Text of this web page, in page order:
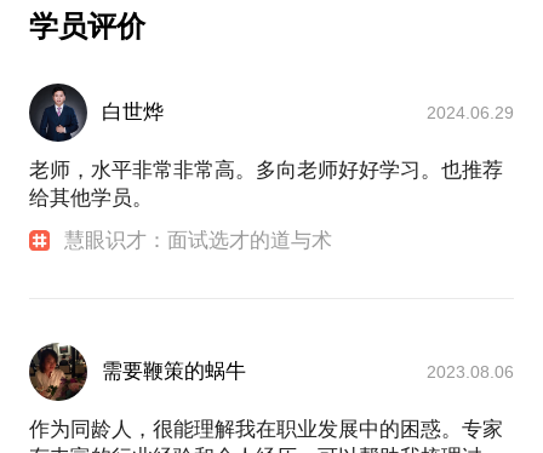
面试，理解职业，不是会写一份简历，而是一辈子会
内心对话，确立最佳发展领域，建立一套工作整理的
思路，触发对工作经历的反省，和对未来工作的展
可我对他们职业生涯的帮助，我也收获了成就感，这
促使我愿意将经验分享给更多需要帮助人。
题，讲授梳理自身过往经历的方法和要点；简历的内
容如何匹配企业对于岗位的经验要求、领导力要求？
简历中的项目经验如何体现个人专业优势？
如何设计匹配业务发展的HR管理体系？
骨干人员遇到成长瓶颈，如何帮助TA实现突破或转
型？
我，成熟企业、发展型企业、创业型企业的实战案
例，善用“四两拨千斤”，精准把握“撬动点”，有效解决
各类人力资源复杂难题，帮助难题不再难，助力企业
业务可持续发展。
可行的策略与行动计划。
2013年从事人力资源管理咨询顾问服务，为数百家企
业提供组织与人力资源管理咨询服务，为数百位职场
人员提供“一对一“职业发展与求职辅导服务。尤其擅
长帮助来询者梳理和整合过往经验，挖掘潜能、提炼
优势、让来询者自己找到行动和转变的力量。 在大家
拍砖、搬砖，三位一体的“砖家”。在为客户提供解决
路径，我拍出的砖大多是反面论证，旨在帮助客户澄
清问题，厘清思路；鉴于我热心肠的特质，我还经常
为客户搬砖，在这个分工精细、竞争跨界的时代，为
客户整合各类资源，乐此不疲地搬砖。
学员评价
白世烨 2024.06.29
老师，水平非常非常高。多向老师好好学习。也推荐
给其他学员。
慧眼识才：面试选才的道与术
需要鞭策的蜗牛 2023.08.06
作为同龄人，很能理解我在职业发展中的困惑。专家